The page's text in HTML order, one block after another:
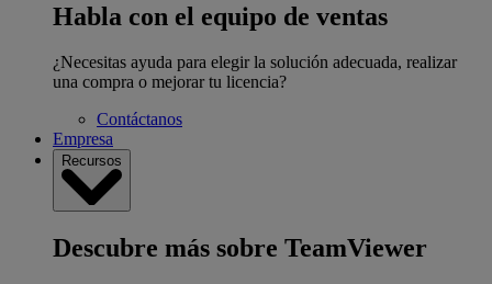
Habla con el equipo de ventas
¿Necesitas ayuda para elegir la solución adecuada, realizar
una compra o mejorar tu licencia?
Contáctanos
Empresa
Recursos
Descubre más sobre TeamViewer